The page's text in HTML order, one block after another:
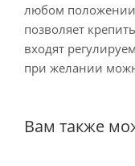
любом положении.
позволяет
входят
при желании
Вам также